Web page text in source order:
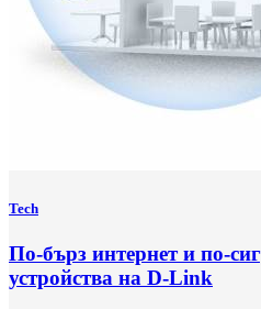
Tech
По-бърз интернет и по-
устройства на D-Link